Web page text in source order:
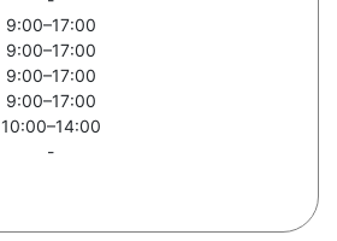
9:00–17:00
9:00–17:00
9:00–17:00
9:00–17:00
10:00–14:00
-